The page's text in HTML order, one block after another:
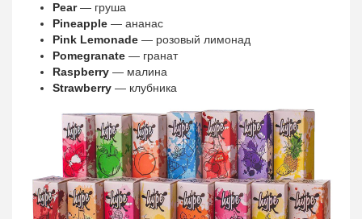
Pear— груша
Pineapple — ананас
Pink Lemonade — розовый лимонад
Pomegranate — гранат
Raspberry — малина
Strawberry — клубника